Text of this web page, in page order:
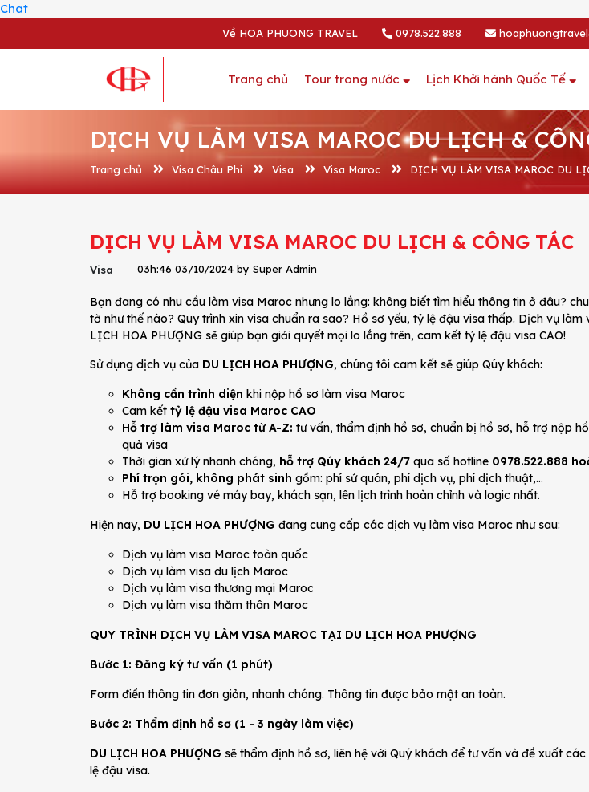
Chat
Về HOA PHUONG TRAVEL 0978.522.888
Trang chủ Tour trong nước Lịch Khởi hành Quốc Tế
DỊCH VỤ LÀM VISA MAROC DU LỊCH &
Trang chủ Visa Châu Phi Visa Visa Maroc DỊCH VỤ LÀM VISA MAROC DU
DỊCH VỤ LÀM VISA MAROC DU LỊCH & CÔNG TÁC
Visa 03h:46 03/10/2024 by Super Admin
Bạn đang có nhu cầu làm visa Maroc nhưng lo lắng: không biết tìm hiểu thông tin ở đâu?
tờ như thế nào? Quy trình xin visa chuẩn ra sao? Hồ sơ yếu, tỷ lệ đậu visa thấp. Dịch vụ làm
LỊCH HOA PHƯỢNG sẽ giúp bạn giải quyết mọi lo lắng trên, cam kết tỷ lệ đậu visa CAO!
Sử dụng dịch vụ của DU LỊCH HOA PHƯỢNG, chúng tôi cam kết sẽ giúp Qúy khách:
Không cần trình diện khi nộp hồ sơ làm visa Maroc
Cam kết tỷ lệ đậu visa Maroc CAO
Hỗ trợ làm visa Maroc từ A-Z: tư vấn, thẩm định hồ sơ, chuẩn bị hồ sơ, hỗ trợ nộp
quả visa
Thời gian xử lý nhanh chóng, hỗ trợ Qúy khách 24/7 qua số hotline 0978.522.888
Phí trọn gói, không phát sinh gồm: phí sứ quán, phí dịch vụ, phí dịch thuật,…
Hỗ trợ booking vé máy bay, khách sạn, lên lịch trình hoàn chỉnh và logic nhất.
Hiện nay, DU LỊCH HOA PHƯỢNG đang cung cấp các dịch vụ làm visa Maroc như sau:
Dịch vụ làm visa Maroc toàn quốc
Dịch vụ làm visa du lịch Maroc
Dịch vụ làm visa thương mại Maroc
Dịch vụ làm visa thăm thân Maroc
QUY TRÌNH DỊCH VỤ LÀM VISA MAROC TẠI DU LỊCH HOA PHƯỢNG
Bước 1: Đăng ký tư vấn (1 phút)
Form điền thông tin đơn giản, nhanh chóng. Thông tin được bảo mật an toàn.
Bước 2: Thẩm định hồ sơ (1 - 3 ngày làm việc)
DU LỊCH HOA PHƯỢNG sẽ thẩm định hồ sơ, liên hệ với Quý khách để tư vấn và đề xuất
lệ đậu visa.